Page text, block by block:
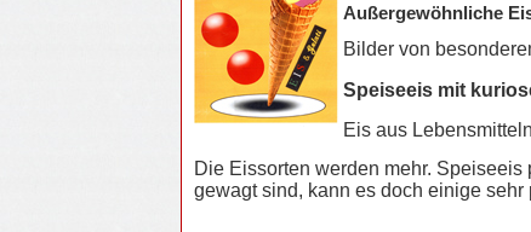
Außergewöhnliche
Bilder von
Speiseeis mit
Eis aus
Die Eissorten werden mehr.
gewagt sind, kann es doch einige